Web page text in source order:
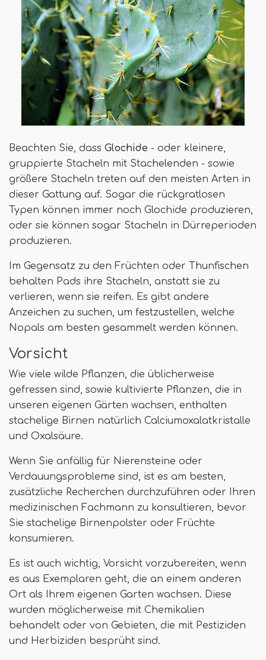
Beachten Sie, dass Glochide - oder kleinere,
gruppierte Stacheln mit Stachelenden - sowie
größere Stacheln treten auf den meisten Arten in
dieser Gattung auf. Sogar die rückgratlosen
Typen können immer noch Glochide produzieren,
oder sie können sogar Stacheln in Dürreperioden
produzieren.
Im Gegensatz zu den Früchten oder Thunfischen
behalten Pads ihre Stacheln, anstatt sie zu
verlieren, wenn sie reifen. Es gibt andere
Anzeichen zu suchen, um festzustellen, welche
Nopals am besten gesammelt werden können.
Vorsicht
Wie viele wilde Pflanzen, die üblicherweise
gefressen sind, sowie kultivierte Pflanzen, die in
unseren eigenen Gärten wachsen, enthalten
stachelige Birnen natürlich Calciumoxalatkristalle
und Oxalsäure.
Wenn Sie anfällig für Nierensteine ​​oder
Verdauungsprobleme sind, ist es am besten,
zusätzliche Recherchen durchzuführen oder Ihren
medizinischen Fachmann zu konsultieren, bevor
Sie stachelige Birnenpolster oder Früchte
konsumieren.
Es ist auch wichtig, Vorsicht vorzubereiten, wenn
es aus Exemplaren geht, die an einem anderen
Ort als Ihrem eigenen Garten wachsen. Diese
wurden möglicherweise mit Chemikalien
behandelt oder von Gebieten, die mit Pestiziden
und Herbiziden besprüht sind.